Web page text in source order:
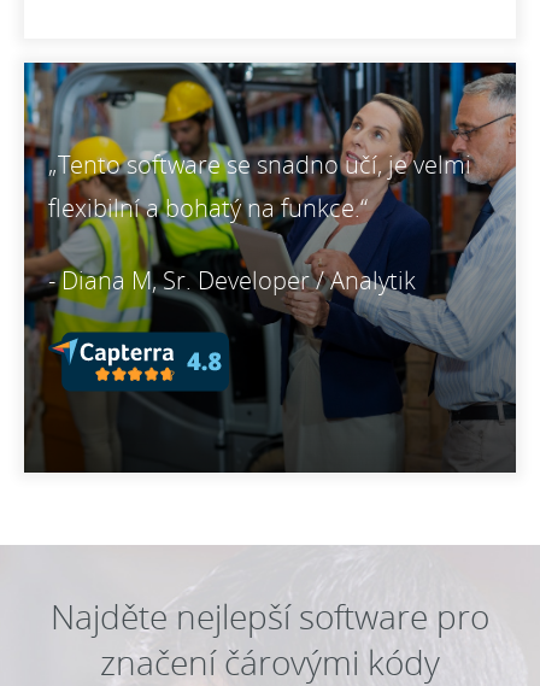
„Tento software se snadno učí, je velmi
flexibilní a bohatý na funkce.“
- Diana M, Sr. Developer / Analytik
Najděte nejlepší software pro
značení čárovými kódy